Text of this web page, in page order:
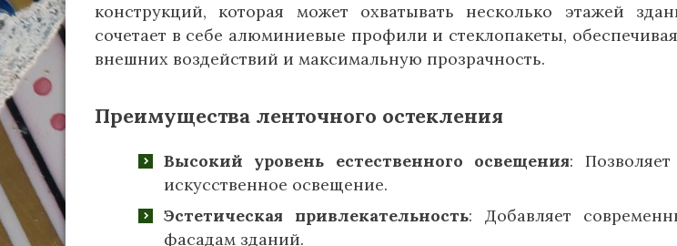
конструкций, которая может охватывать несколько этажей
сочетает в себе алюминиевые профили и стеклопакеты,
внешних воздействий и максимальную прозрачность.
Преимущества ленточного остекления
Высокий уровень естественного освещения:
искусственное освещение.
Эстетическая привлекательность: Добавляет
фасадам зданий.